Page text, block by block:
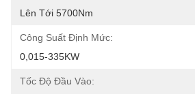
Lên Tới 5700Nm
Công Suất Định Mức:
0,015-335KW
Tốc Độ Đầu Vào: